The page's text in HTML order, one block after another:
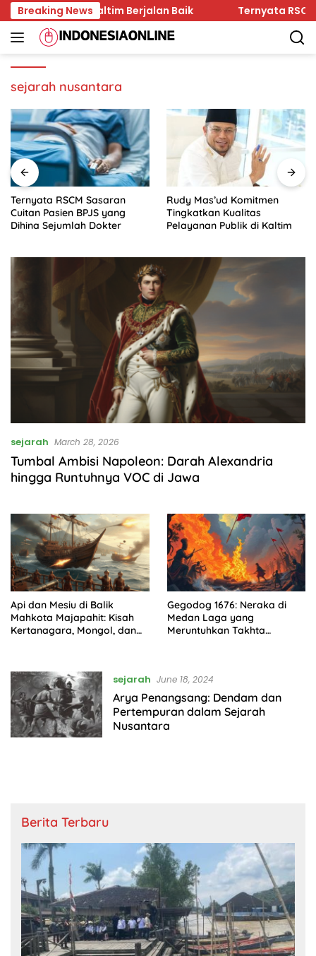
Skip
to
content
Breaking News
di Kaltim Berjalan Baik Ternyata RSCM
sejarah nusantara
Ternyata RSCM Sasaran
Cuitan Pasien BPJS yang
Dihina Sejumlah Dokter
Rudy Mas’ud Komitmen
Tingkatkan Kualitas
Pelayanan Publik di Kaltim
sejarah March 28, 2026
Tumbal Ambisi Napoleon: Darah Alexandria
hingga Runtuhnya VOC di Jawa
Api dan Mesiu di Balik
Mahkota Majapahit: Kisah
Kertanagara, Mongol, dan
Gegodog 1676: Neraka di
Medan Laga yang
Meruntuhkan Takhta
sejarah June 18, 2024
Arya Penangsang: Dendam dan
Pertempuran dalam Sejarah
Nusantara
Berita Terbaru